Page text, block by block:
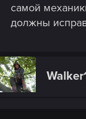
самой
должны